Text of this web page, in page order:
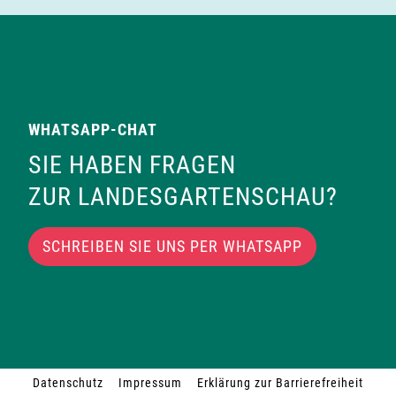
WHATSAPP-CHAT
SIE HABEN FRAGEN
ZUR LANDESGARTENSCHAU?
SCHREIBEN SIE UNS PER WHATSAPP
Datenschutz Impressum Erklärung zur Barrierefreiheit